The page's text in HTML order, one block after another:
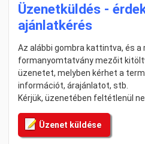
Üzenetküldés -
ajánlatkérés
Az alábbi gombra kattintva, és a
formanyomtatvány mezőit
üzenetet, melyben kérhet a
információt, árajánlatot, stb.
Kérjük, üzenetében feltétlenül
Üzenet küldése